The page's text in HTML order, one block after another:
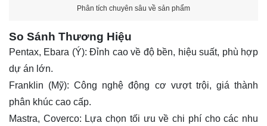
Phân tích chuyên sâu về sản phẩm
So Sánh Thương Hiệu
Pentax, Ebara (Ý): Đỉnh cao về độ bền, hiệu suất, phù hợp
dự án lớn.
Franklin (Mỹ): Công nghệ động cơ vượt trội, giá thành
phân khúc cao cấp.
Mastra, Coverco: Lựa chọn tối ưu về chi phí cho các nhu